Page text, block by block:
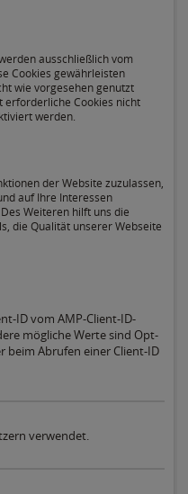
ausschließlich vom
Cookies gewährleisten
wie vorgesehen genutzt
erforderliche Cookies nicht
werden.
der Website zuzulassen,
auf Ihre Interessen
Weiteren hilft uns die
die Qualität unserer Webseite
ID vom AMP-Client-ID-
mögliche Werte sind Opt-
beim Abrufen einer Client-ID
verwendet.